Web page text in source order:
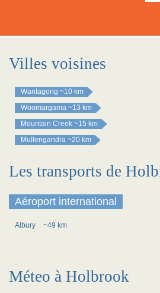
Villes voisines
Wantagong ~10 km
Woomargama ~13 km
Mountain Creek ~15 km
Mullengandra ~20 km
Les transports de
Aéroport international
Albury ~49 km
Méteo à Holbrook